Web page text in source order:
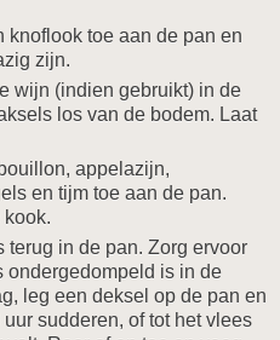
knoflook toe aan de pan en
zijn.
wijn (indien gebruikt) in de
los van de bodem. Laat
appelazijn,
en tijm toe aan de pan.
kook.
terug in de pan. Zorg ervoor
ondergedompeld is in de
leg een deksel op de pan en
sudderen, of tot het vlees